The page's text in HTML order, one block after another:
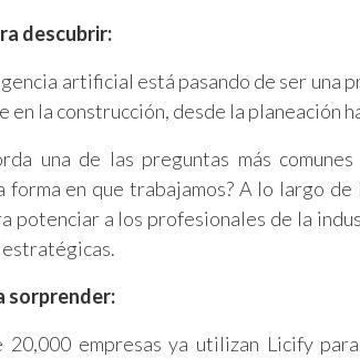
descubrir:
artificial está pasando de ser una
en la construcción, desde la planeación
una de las preguntas más
forma en que trabajamos? A lo largo
potenciar a los profesionales de la
sorprender:
20,000 empresas ya utilizan Licify